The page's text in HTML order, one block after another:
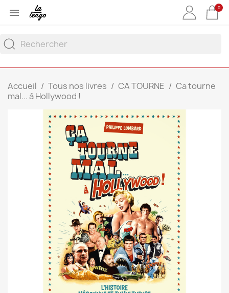
 0
Accueil Tous nos livres CA TOURNE
Ca tourne
mal... à Hollywood !